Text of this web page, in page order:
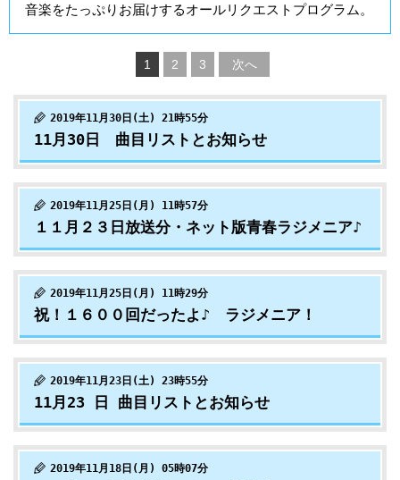
音楽をたっぷりお届けするオールリクエストプログラム。
1 2 3 次へ
2019年11月30日(土) 21時55分
11月30日 曲目リストとお知らせ
2019年11月25日(月) 11時57分
１１月２３日放送分・ネット版青春ラジメニア♪
2019年11月25日(月) 11時29分
祝！１６００回だったよ♪ ラジメニア！
2019年11月23日(土) 23時55分
11月23 日 曲目リストとお知らせ
2019年11月18日(月) 05時07分